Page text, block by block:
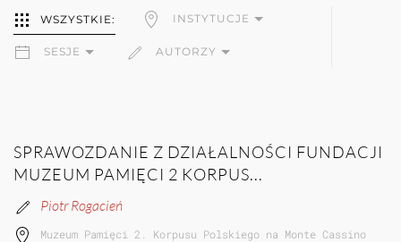
WSZYSTKIE: INSTYTUCJE
SESJE AUTORZY
SPRAWOZDANIE Z DZIAŁALNOŚCI FUNDACJI
MUZEUM PAMIĘCI 2 KORPUS...
Piotr Rogacień
Muzeum Pamięci 2. Korpusu Polskiego na Monte Cassino